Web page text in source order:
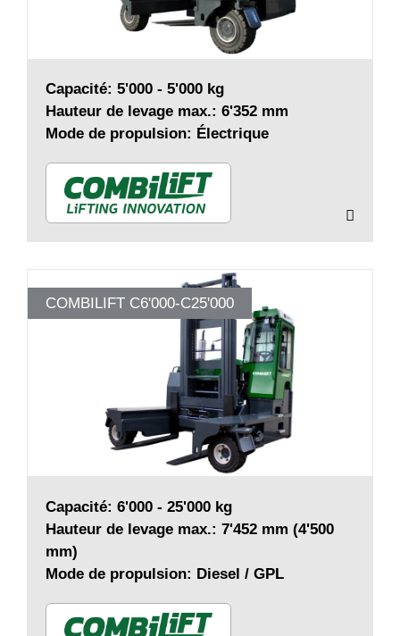
Capacité: 5'000 - 5'000 kg
Hauteur de levage max.: 6'352 mm
Mode de propulsion: Électrique
COMBILIFT C6'000-C25'000
Capacité: 6'000 - 25'000 kg
Hauteur de levage max.: 7'452 mm (4'500
mm)
Mode de propulsion: Diesel / GPL